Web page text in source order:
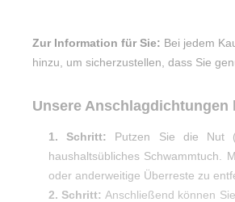
Zur Information für Sie: Bei jedem
hinzu, um sicherzustellen, dass Sie
Unsere
1. Schritt: Putzen Sie die Nut
haushaltsübliches Schwammtuch.
oder anderweitige Überreste zu
2. Schritt: Anschließend können